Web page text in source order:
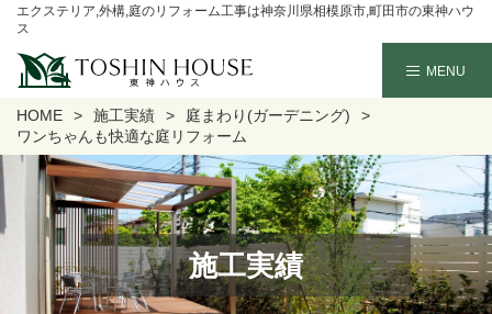
エクステリア,外構,庭のリフォーム工事は神奈川県相模原市,町田市の東神ハウ
ス
HOME 施工実績
庭まわり(ガーデニング)
ワンちゃんも快適な庭リフォーム
施工実績